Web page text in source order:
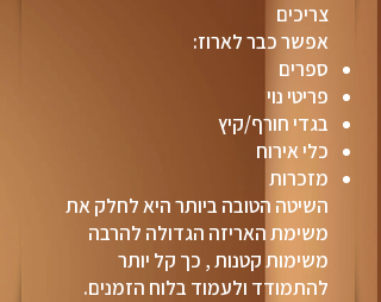
צריכים
אפשר כבר לארוז:
ספרים
פריטי נוי
בגדי חורף/קיץ
כלי אירוח
מזכרות
השיטה הטובה ביותר היא לחלק את
משימת האריזה הגדולה להרבה
משימות קטנות , כך קל יותר
להתמודד ולעמוד בלוח הזמנים.